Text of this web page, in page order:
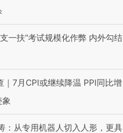
一扶”考试规模化作弊 内外勾结
｜7月CPI或继续降温 PPI同比增
：从专用机器人切入人形，更具